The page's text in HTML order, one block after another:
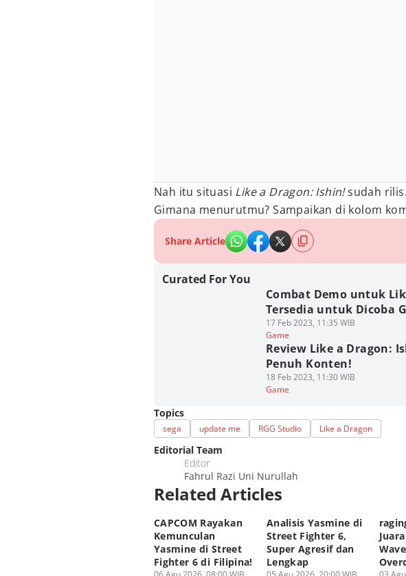
Nah itu situasi Like a Dragon: Ishin!sudah rilis.
Gimana menurutmu? Sampaikan di kolom
Share Article
Curated For You
Combat Demo untuk
Tersedia untuk Dicoba
17 Feb 2023, 11:35 WIB
Game
Review Like a Dragon:
Penuh Konten!
18 Feb 2023, 11:30 WIB
Game
Topics
sega update me RGG Studio Like a Dragon
Editorial Team
Editor
Fahrul Razi Uni Nurullah
Related Articles
CAPCOM Rayakan
Kemunculan
Yasmine di Street
Fighter 6 di Filipina!
Analisis Yasmine di
Street Fighter 6,
Super Agresif dan
Lengkap